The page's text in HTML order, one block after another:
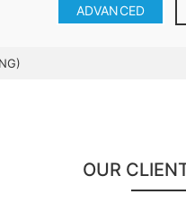
ADVANCED
OUR